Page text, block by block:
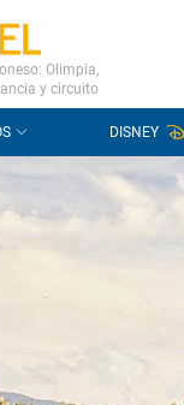
Olimpia,
y circuito
DISNEY